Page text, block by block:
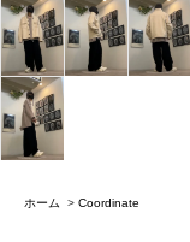
ホーム > Coordinate